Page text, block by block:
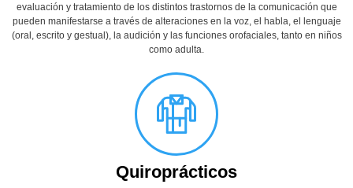
evaluación y tratamiento de los distintos trastornos de la comunicación que
pueden manifestarse a través de alteraciones en la voz, el habla, el lenguaje
(oral, escrito y gestual), la audición y las funciones orofaciales, tanto en niños
como adulta.
Quiroprácticos